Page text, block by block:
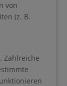
von
(z. B.
Zahlreiche